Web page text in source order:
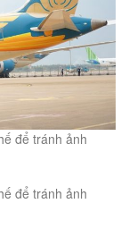
để tránh ảnh
để tránh ảnh